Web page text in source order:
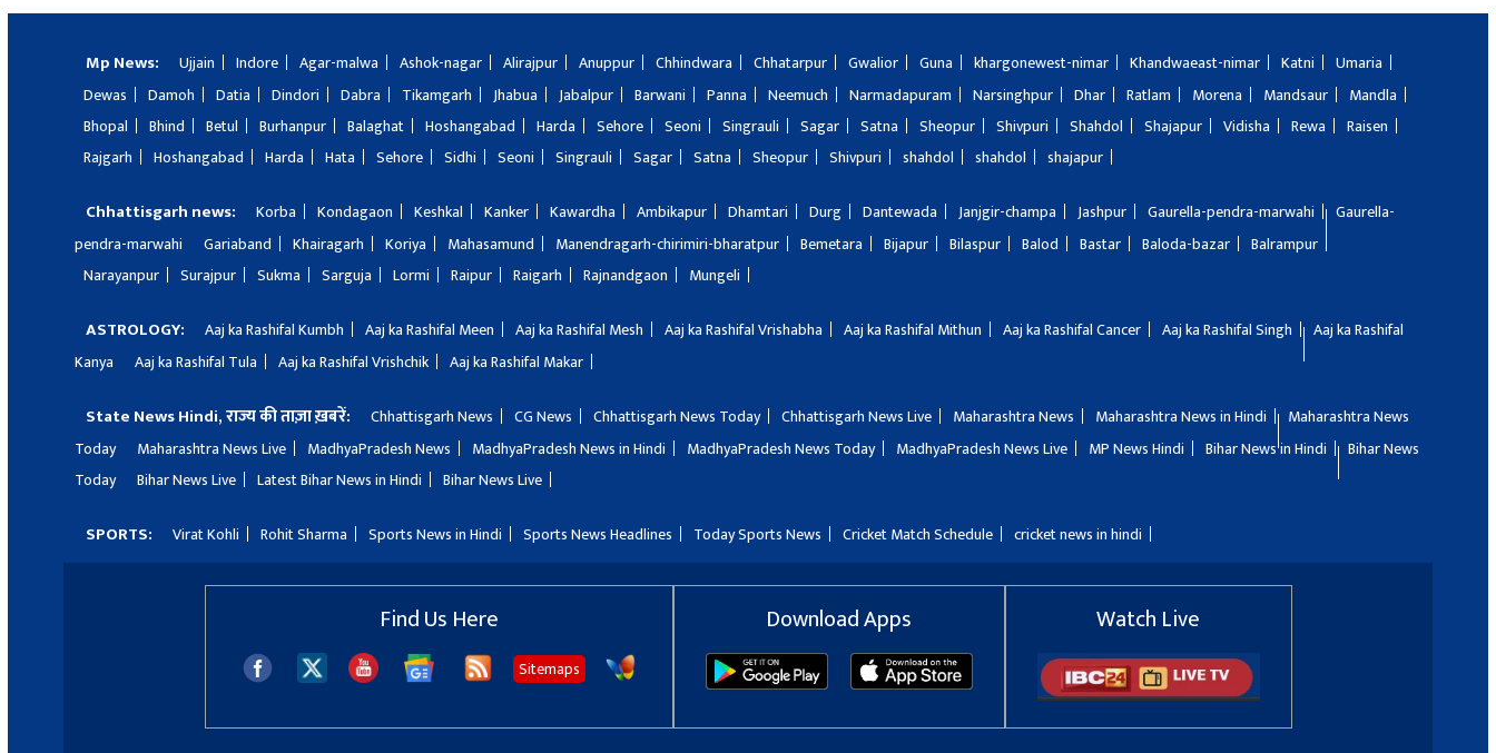
Mp News: Ujjain Indore Agar-malwa Ashok-nagar Alirajpur Anuppur Chhindwara Chhatarpur Gwalior Guna khargonewest-nimar Khandwaeast-nimar Katni
Umaria
Dewas
Damoh Datia Dindori Dabra Tikamgarh Jhabua Jabalpur Barwani Panna Neemuch Narmadapuram Narsinghpur Dhar Ratlam Morena Mandsaur
Mandla
Bhopal
Bhind Betul Burhanpur Balaghat Hoshangabad Harda Sehore Seoni Singrauli Sagar Satna Sheopur Shivpuri Shahdol Shajapur Vidisha Rewa
Raisen
Rajgarh
Hoshangabad Harda Hata Sehore Sidhi Seoni Singrauli Sagar Satna Sheopur Shivpuri shahdol shahdol shajapur
Chhattisgarh news: Korba Kondagaon Keshkal Kanker Kawardha Ambikapur Dhamtari Durg Dantewada Janjgir-champa Jashpur Gaurella-pendra-marwahi
Gaurella-
pendra-marwahi
Gariaband Khairagarh Koriya Mahasamund Manendragarh-chirimiri-bharatpur Bemetara Bijapur Bilaspur Balod Bastar Baloda-bazar
Balrampur
Narayanpur
Surajpur Sukma Sarguja Lormi Raipur Raigarh Rajnandgaon Mungeli
ASTROLOGY: Aaj ka Rashifal Kumbh Aaj ka Rashifal Meen Aaj ka Rashifal Mesh Aaj ka Rashifal Vrishabha Aaj ka Rashifal Mithun Aaj ka Rashifal Cancer Aaj ka Rashifal Singh
Aaj ka Rashifal
Kanya
Aaj ka Rashifal Tula Aaj ka Rashifal Vrishchik Aaj ka Rashifal Makar
State News Hindi, राज्य की ताज़ा ख़बरें: Chhattisgarh News CG News Chhattisgarh News Today Chhattisgarh News Live Maharashtra News Maharashtra News in Hindi
Maharashtra News
Today
Maharashtra News Live MadhyaPradesh News MadhyaPradesh News in Hindi MadhyaPradesh News Today MadhyaPradesh News Live MP News Hindi Bihar News in Hindi
Bihar News
Today
Bihar News Live Latest Bihar News in Hindi Bihar News Live
SPORTS: Virat Kohli Rohit Sharma Sports News in Hindi Sports News Headlines Today Sports News Cricket Match Schedule cricket news in hindi
Find Us Here
Sitemaps
Download Apps Watch Live